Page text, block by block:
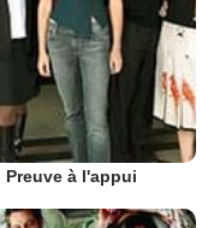
Preuve à l'appui